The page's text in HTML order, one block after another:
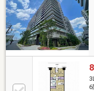
6